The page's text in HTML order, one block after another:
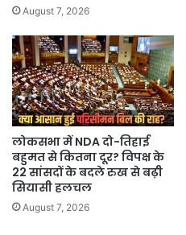
August 7, 2026
लोकसभा में NDA दो-तिहाई
बहुमत से कितना दूर? विपक्ष के
22 सांसदों के बदले रुख से बढ़ी
सियासी हलचल
August 7, 2026